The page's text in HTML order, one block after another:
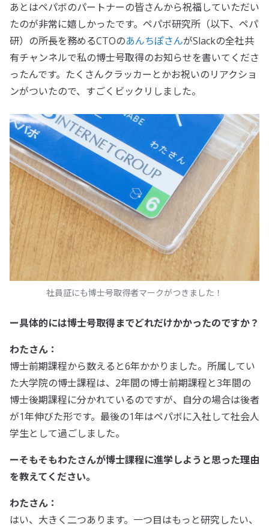
あとはペパボのパートナーの皆さんから祝福していただい
たのが非常に嬉しかったです。ペパボ研究所（以下、ペパ
研）の所長を務めるCTOのあんちぽさんがSlackの全社共
有チャンネルで私の博士号取得のお知らせを書いてくださ
ったんです。たくさんクラッカーとかお祝いのリアクショ
ンがついたので、すごくビックリしました。
社員証にも博士号取得者マークがつきました！
ー具体的には博士号取得までどれだけかかったのですか？
わたさん：
博士前期課程から数えると6年かかりました。所属してい
た大学院の博士課程は、2年間の博士前期課程と3年間の
博士後期課程に分かれているのですが、自分の場合は後者
が1年伸びた形です。最後の1年はペパボに入社して社会人
学生として過ごしました。
ーそもそもわたさんが博士課程に進学しようと思った理由
を教えてください。
わたさん：
はい、大きく二つあります。一つ目はもっと研究したい、